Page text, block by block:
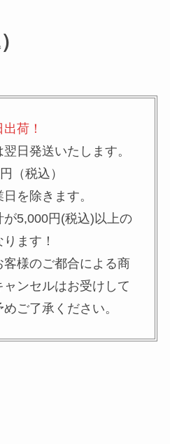
荷！
日発送いたします。
（税込）
を除きます。
5,000円(税込)以上の
ます！
様のご都合による商
ンセルはお受けして
ご了承ください。